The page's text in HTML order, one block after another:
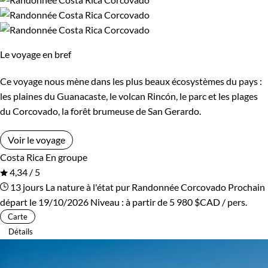
Cap-Vert Chili
Chine
Congo Corée du Sud
Costa Rica Croatie
Cuba
Egypte
Espagne Estonie
Eswatini
Trek Vélo
VTT / Gravel
Afficher plus
Budget
De 1 250 à 2 000 $CAD
De 2 000 à 3 000 $CAD
Plus de 3 000 $CAD
Le voyage en bref
Ce voyage nous mène dans les plus beaux écosystèmes du pays :
les plaines du Guanacaste, le volcan Rincón, le parc et les plages
du Corcovado, la forêt brumeuse de San Gerardo.
Voir le voyage
Costa Rica En groupe
4,34 / 5
13 jours La nature à l'état pur Randonnée Corcovado Prochain
départ le 19/10/2026 Niveau : à partir de 5 980 $CAD / pers.
Carte
Détails